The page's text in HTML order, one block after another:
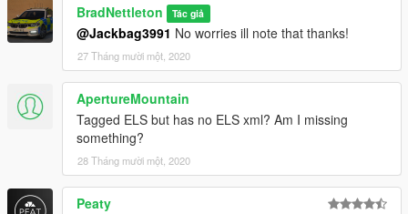
BradNettleton Tác giả
@Jackbag3991 No worries ill note that thanks!
27 Tháng mười một, 2020
ApertureMountain
Tagged ELS but has no ELS xml? Am I missing
something?
28 Tháng mười một, 2020
Peaty